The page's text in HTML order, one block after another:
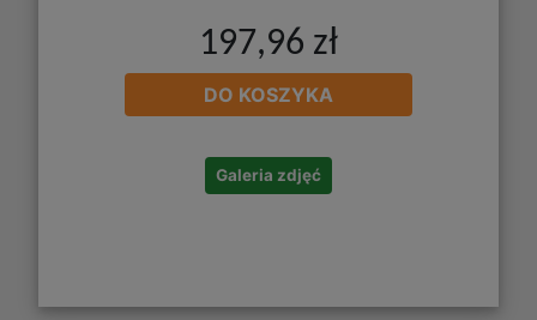
197,96 zł
DO KOSZYKA
Galeria zdjęć